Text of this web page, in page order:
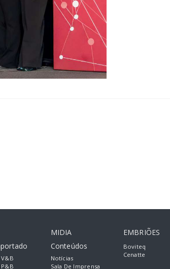
MIDIA
Conteúdos
Notícias
Sala De Imprensa
EMBRIÕES
Boviteq
Cenatte